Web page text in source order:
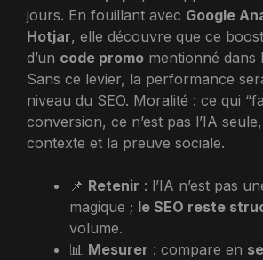
jours. En fouillant avec Google
Hotjar, elle découvre que ce
d’un code promo mentionné dans
Sans ce levier, la performance
niveau du SEO. Moralité : ce qui
conversion, ce n’est pas l’IA
contexte et la preuve sociale.
📌 Retenir : l’IA n’est pas
magique ; le SEO reste
volume.
📊 Mesurer : compare en